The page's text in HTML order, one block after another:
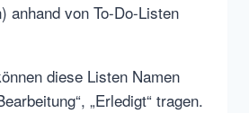
anhand von To-Do-Listen
diese Listen Namen
„Erledigt“ tragen.